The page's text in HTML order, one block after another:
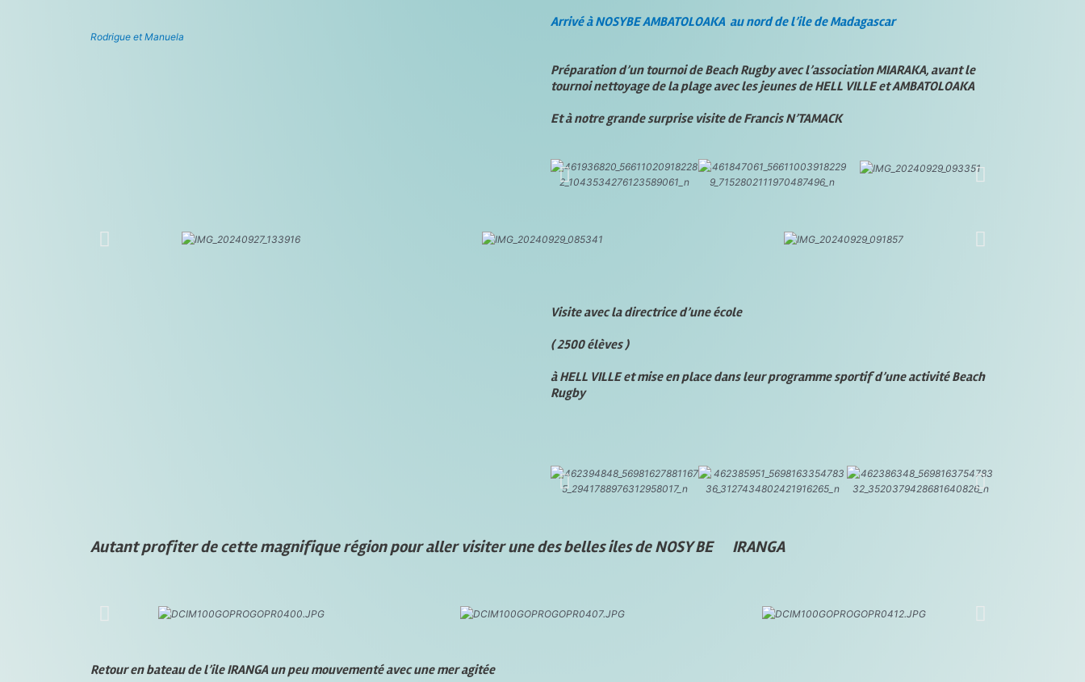
Rodrigue et Manuela
Arrivé à NOSYBE AMBATOLOAKA au nord de l’ile de Madagascar
Préparation d’un tournoi de Beach Rugby avec l’association MIARAKA, avant le
tournoi nettoyage de la plage avec les jeunes de HELL VILLE et AMBATOLOAKA
Et à notre grande surprise visite de Francis N’TAMACK
Visite avec la directrice d’une école
( 2500 élèves )
à HELL VILLE et mise en place dans leur programme sportif d’une activité Beach
Rugby
Autant profiter de cette magnifique région pour aller visiter une des belles iles de NOSY BE IRANGA
Retour en bateau de l’ile IRANGA un peu mouvementé avec une mer agitée